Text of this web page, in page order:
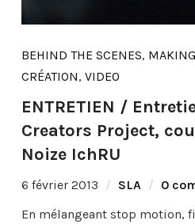
BEHIND THE SCENES,
CRÉATION, VIDEO
ENTRETIEN /
Creators Project,
Noize IchRU
6 février 2013 SLA
0
En mélangeant stop motion,